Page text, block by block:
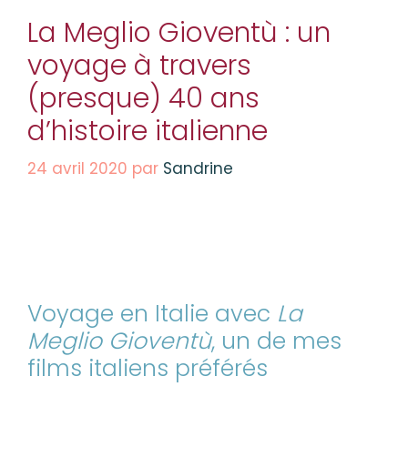
La Meglio Gioventù : un
voyage à travers
(presque) 40 ans
d’histoire italienne
24 avril 2020 par Sandrine
Voyage en Italie avec La
Meglio Gioventù, un de mes
films italiens préférés